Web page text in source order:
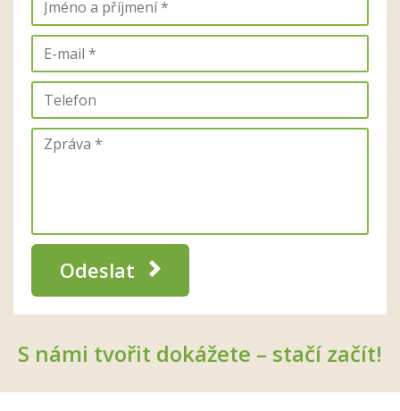
Odeslat
S námi tvořit dokážete – stačí začít!